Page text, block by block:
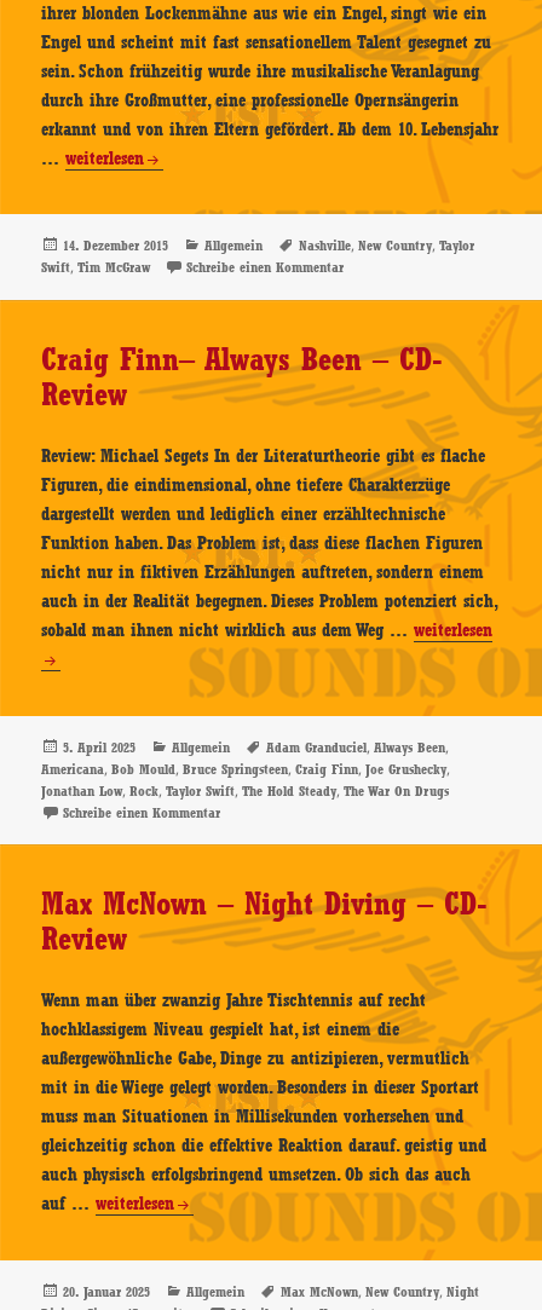
ihrer blonden Lockenmähne aus wie ein Engel, singt wie ein
Engel und scheint mit fast sensationellem Talent gesegnet zu
sein. Schon frühzeitig wurde ihre musikalische Veranlagung
durch ihre Großmutter, eine professionelle Opernsängerin
erkannt und von ihren Eltern gefördert. Ab dem 10. Lebensjahr
…Taylor
–
Same
–
CD-
weiterlesen
Veröffentlicht
am
14. Dezember 2015 Kategorien
Allgemein Schlagwörter
Nashville,New Country,Taylor
Swift,Tim McGraw Schreibe einen Kommentarzu Taylor Swift – Same – CD-
Craig Finn– Always Been – CD-
Review
Review: Michael Segets In der Literaturtheorie gibt es flache
Figuren, die eindimensional, ohne tiefere Charakterzüge
dargestellt werden und lediglich einer erzähltechnische
Funktion haben. Das Problem ist, dass diese flachen Figuren
nicht nur in fiktiven Erzählungen auftreten, sondern einem
auch in der Realität begegnen. Dieses Problem potenziert sich,
sobald man ihnen nicht wirklich aus dem Weg …Craig
Finn–
Always
Been
–
CD-
Review
weiterlesen
Veröffentlicht
am
5. April 2025 Kategorien
Allgemein Schlagwörter
Adam Granduciel,Always Been,
Americana,Bob Mould,Bruce Springsteen,Craig Finn,Joe Grushecky,
Jonathan Low,Rock,Taylor Swift,The Hold Steady,The War On Drugs
Schreibe einen Kommentarzu Craig Finn– Always Been – CD-Review
Max McNown – Night Diving – CD-
Review
Wenn man über zwanzig Jahre Tischtennis auf recht
hochklassigem Niveau gespielt hat, ist einem die
außergewöhnliche Gabe, Dinge zu antizipieren, vermutlich
mit in die Wiege gelegt worden. Besonders in dieser Sportart
muss man Situationen in Millisekunden vorhersehen und
gleichzeitig schon die effektive Reaktion darauf. geistig und
auch physisch erfolgsbringend umsetzen. Ob sich das auch
auf …Max
–
Night
weiterlesen
Veröffentlicht
20. Januar 2025 Kategorien
Allgemein Schlagwörter
Max McNown,New Country,Night